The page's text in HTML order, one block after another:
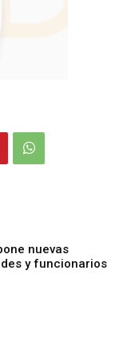
nuevas
y funcionarios